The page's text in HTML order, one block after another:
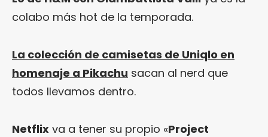
colabo más hot de la temporada.
La colección de camisetas de Uniqlo en
homenaje a Pikachu sacan al nerd que
todos llevamos dentro.
Netflix va a tener su propio «Project